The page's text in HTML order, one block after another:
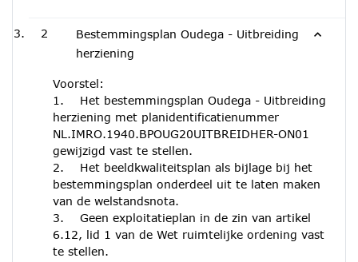
2
Bestemmingsplan Oudega - Uitbreiding
herziening
Voorstel:
1. Het bestemmingsplan Oudega - Uitbreiding
herziening met planidentificatienummer
NL.IMRO.1940.BPOUG20UITBREIDHER-ON01
gewijzigd vast te stellen.
2. Het beeldkwaliteitsplan als bijlage bij het
bestemmingsplan onderdeel uit te laten maken
van de welstandsnota.
3. Geen exploitatieplan in de zin van artikel
6.12, lid 1 van de Wet ruimtelijke ordening vast
te stellen.